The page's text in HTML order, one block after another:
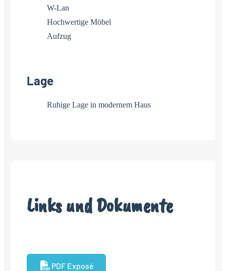
W-Lan
Hochwertige Möbel
Aufzug
Lage
Ruhige Lage in modernem Haus
Links und Dokumente
PDF Exposé